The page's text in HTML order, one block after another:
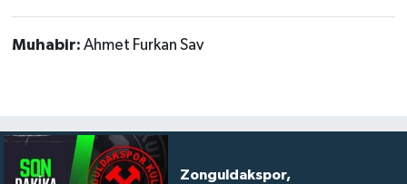
Muhabir: Ahmet Furkan Sav
Zonguldakspor,